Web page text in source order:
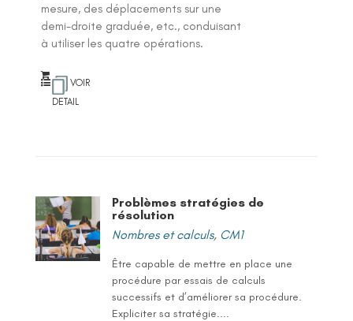
mesure, des déplacements sur une
demi-droite graduée, etc., conduisant
à utiliser les quatre opérations.
VOIR
DETAIL
Problèmes stratégies de
résolution
Nombres et calculs, CM1
Être capable de mettre en place une
procédure par essais de calculs
successifs et d’améliorer sa procédure.
Expliciter sa stratégie....